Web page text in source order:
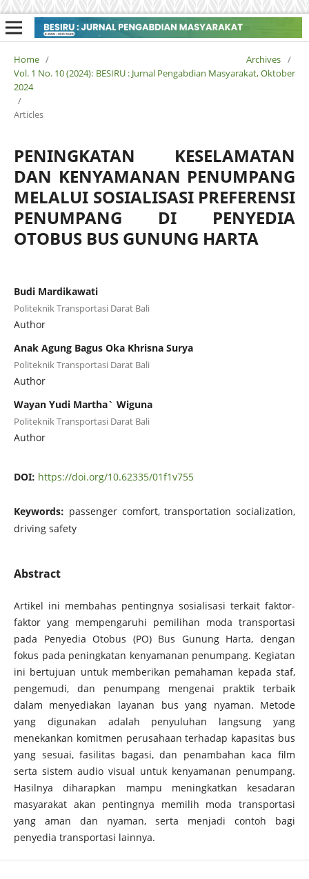
Home / Archives /
Vol. 1 No. 10 (2024): BESIRU : Jurnal Pengabdian Masyarakat, Oktober
2024
/
Articles
PENINGKATAN KESELAMATAN
DAN KENYAMANAN PENUMPANG
MELALUI SOSIALISASI PREFERENSI
PENUMPANG DI PENYEDIA
OTOBUS BUS GUNUNG HARTA
Budi Mardikawati
Politeknik Transportasi Darat Bali
Author
Anak Agung Bagus Oka Khrisna Surya
Politeknik Transportasi Darat Bali
Author
Wayan Yudi Martha` Wiguna
Politeknik Transportasi Darat Bali
Author
DOI: https://doi.org/10.62335/01f1v755
Keywords: passenger comfort, transportation socialization,
driving safety
Abstract
Artikel ini membahas pentingnya sosialisasi terkait faktor-
faktor yang mempengaruhi pemilihan moda transportasi
pada Penyedia Otobus (PO) Bus Gunung Harta, dengan
fokus pada peningkatan kenyamanan penumpang. Kegiatan
ini bertujuan untuk memberikan pemahaman kepada staf,
pengemudi, dan penumpang mengenai praktik terbaik
dalam menyediakan layanan bus yang nyaman. Metode
yang digunakan adalah penyuluhan langsung yang
menekankan komitmen perusahaan terhadap kapasitas bus
yang sesuai, fasilitas bagasi, dan penambahan kaca film
serta sistem audio visual untuk kenyamanan penumpang.
Hasilnya diharapkan mampu meningkatkan kesadaran
masyarakat akan pentingnya memilih moda transportasi
yang aman dan nyaman, serta menjadi contoh bagi
penyedia transportasi lainnya.